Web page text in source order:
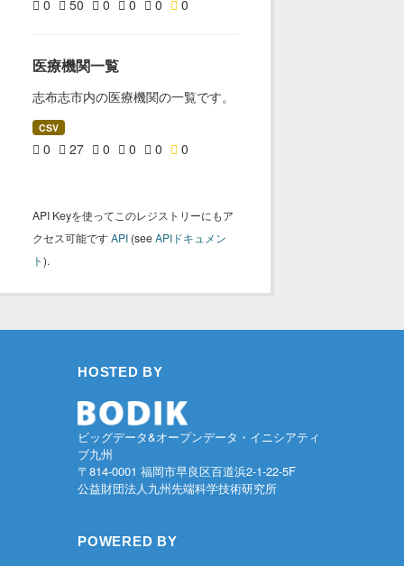
0 50 0 0 0 0
医療機関一覧
志布志市内の医療機関の一覧です。
CSV
0 27 0 0 0 0
API Keyを使ってこのレジストリーにもア
クセス可能ですAPI (seeAPIドキュメン
ト).
HOSTED BY
ビッグデータ&オープンデータ・イニシアティ
ブ九州
〒814-0001 福岡市早良区百道浜2-1-22-5F
公益財団法人九州先端科学技術研究所
POWERED BY